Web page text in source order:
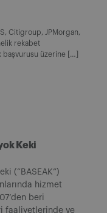
Citigroup, JPMorgan,
rekabet
başvurusu üzerine […]
Keki
(“BASEAK”)
hizmet
beri
faaliyetlerinde ve